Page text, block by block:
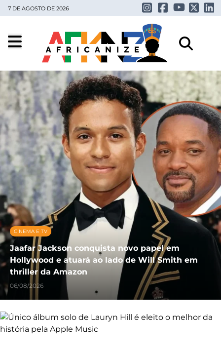
7 DE AGOSTO DE 2026
CINEMA E TV
Jaafar Jackson conquista novo papel em
Hollywood e atuará ao lado de Will Smith em
thriller da Amazon
06/08/2026